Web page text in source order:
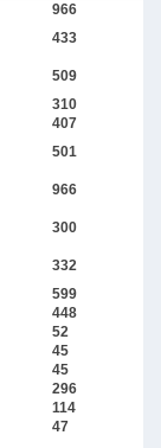
966
433
509
310
407
501
966
300
332
599
448
52
45
45
296
114
47